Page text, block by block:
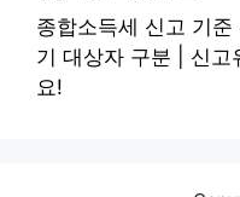
종합소득세 신고 기
기 대상자 구분 | 신고
요!